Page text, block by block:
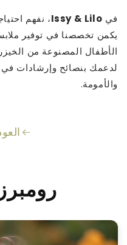
في Issy & Lilo، نفهم
يكمن تخصصنا في توفير
الأطفال المصنوعة من
لدعمك بنصائح وإرشادات
والأمومة.